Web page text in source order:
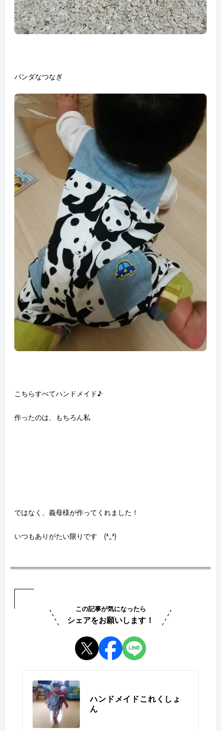
パンダなつなぎ
こちらすべてハンドメイド♪
作ったのは、もちろん私
ではなく、義母様が作ってくれました！
いつもありがたい限りです (^_^)
この記事が気になったら
シェアをお願いします！
ハンドメイドこれくしょ
ん